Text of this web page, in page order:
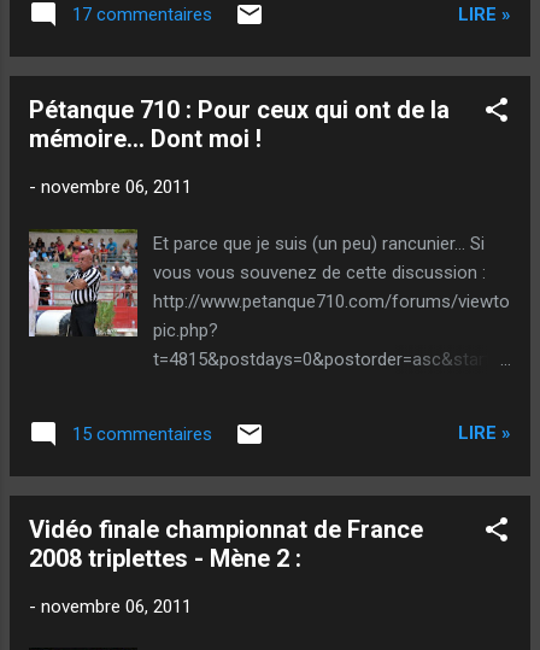
Quintais n’a pas lui, en réalité, très envie qu’il
à ce joueur de travailler les boules : Il joue
très nature, sans donner beaucoup d’effet.
et au tir, il doit tomber près des boules (D’où
son tir haut.). De plus il n’a pas un grand
Le choix d’avoir envoyé le but à 7 m . est, à
« mou » et a le contre. L’équipe Sarrio
Sarrio fait carreau plus le contre sur celle de
Quintais : Double bonus ! 3 points par terre !
Lacroix le gagne quasi à coller. Sarrio la
Lacroix, cherchant le devan...
17 commentaires LIRE »
Pétanque 710 : Pour ceux qui ont de la
mémoire... Dont moi !
- novembre 06, 2011
Et parce que je suis (un peu) rancunier... Si
vous vous souvenez de cette discussion :
http://www.petanque710.com/forums/viewto
pic.php?
t=4815&postdays=0&postorder=asc&start=1
apprentissage.blogspot.com/2011/03/pour-
que-les-dieux-de-p710-apprennent.html Et
710 et qui était à côté de moi c'était lui : Il
faut savoir que mon compte a été désactivé
m'a (Gentiment) contacté, et m'a proposé de
15 commentaires LIRE »
Vidéo finale championnat de France
2008 triplettes - Mène 2 :
- novembre 06, 2011